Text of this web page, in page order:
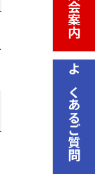
入会案内
よくあるご質問